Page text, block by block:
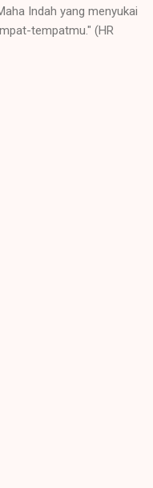
Indah yang menyukai
tempatmu." (HR